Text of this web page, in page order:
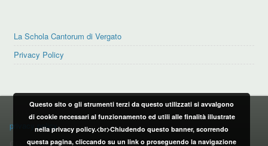
La Schola Cantorum di Vergato
Privacy Policy
PRIVACY POLICY
privacy policy
CONTATTI:
Questo sito o gli strumenti terzi da questo utilizzati si avvalgono
di cookie necessari al funzionamento ed utili alle finalità illustrate
nella privacy policy.<br>Chiudendo questo banner, scorrendo
questa pagina, cliccando su un link o proseguendo la navigazione